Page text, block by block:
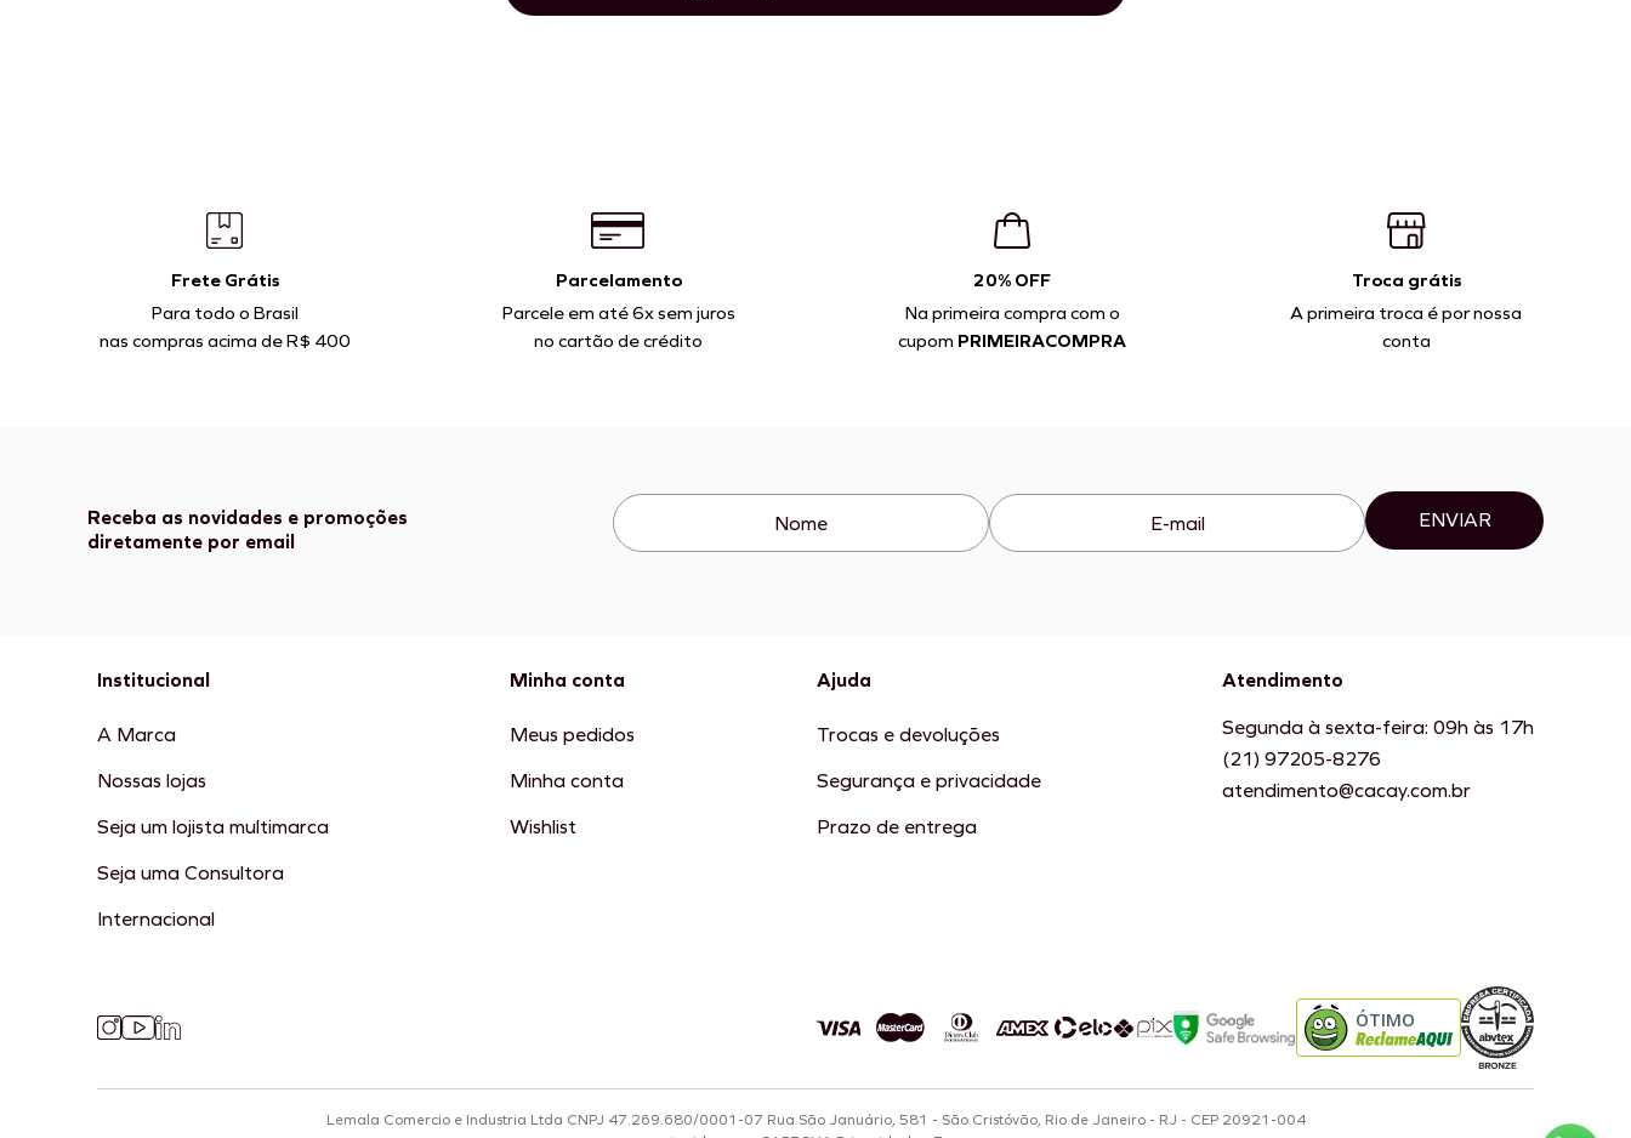
Frete Grátis
Para todo o Brasil
nas compras acima de R$ 400
Parcelamento
Parcele em até 6x sem juros
no cartão de crédito
20% OFF
Na primeira compra com o
cupom PRIMEIRACOMPRA
Troca grátis
A primeira troca é por nossa
conta
Receba as novidades e promoções
diretamente por email
ENVIAR
Institucional
A Marca
Nossas lojas
Seja um lojista multimarca
Seja uma Consultora
Internacional
Minha conta
Meus pedidos
Minha conta
Wishlist
Ajuda
Trocas e devoluções
Segurança e privacidade
Prazo de entrega
Atendimento
Segunda à sexta-feira: 09h às 17h
(21) 97205-8276
atendimento@cacay.com.br
ÓTIMO
Lemala Comercio e Industria Ltda CNPJ 47.269.680/0001-07 Rua São Januário, 581 - São Cristóvão, Rio de Janeiro - RJ - CEP 20921-004